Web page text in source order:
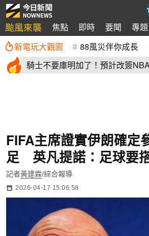
颱風來襲 焦點 即時 要聞 專題
新電玩大觀園 88風災伴你成長
騎士不要庫明加了！預計改簽
FIFA主席證實伊朗確定
足 英凡提諾：足球要
記者黃建霖/綜合報導
2026-04-17 15:06:58